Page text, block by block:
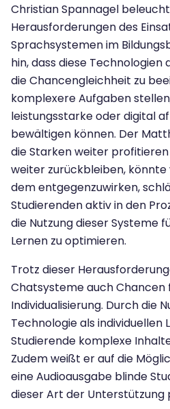
Christian Spannagel
Herausforderungen des
Sprachsystemen im
hin, dass diese Technologien
die Chancengleichheit zu
komplexere Aufgaben
leistungsstarke oder digital
bewältigen können. Der
die Starken weiter
weiter zurückbleiben,
dem entgegenzuwirken,
Studierenden aktiv in den
die Nutzung dieser Systeme
Lernen zu optimieren.
Trotz dieser
Chatsysteme auch Chancen
Individualisierung. Durch die
Technologie als
Studierende komplexe
Zudem weißt er auf die
eine Audioausgabe blinde
dieser Art der